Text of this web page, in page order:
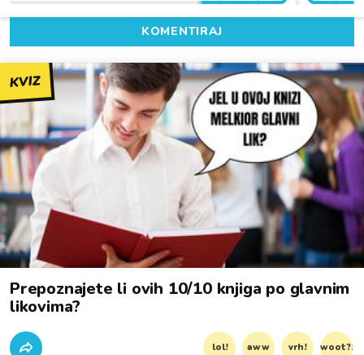
KOMENTIRAJ
KVIZ
Prepoznajete li ovih 10/10 knjiga po glavnim
likovima?
lol! aww vrh! woot?!